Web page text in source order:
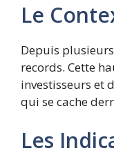
Le
Depuis
records. Cette
investisseurs et
qui se cache
Les